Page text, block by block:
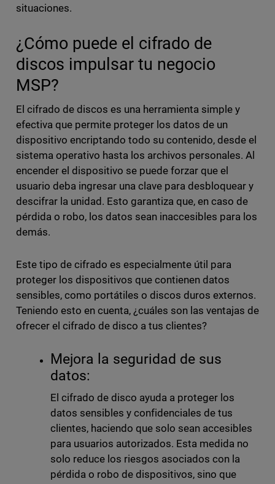
situaciones.
¿Cómo puede el cifrado de
discos impulsar tu negocio
MSP?
El cifrado de discos es una herramienta simple y
efectiva que permite proteger los datos de un
dispositivo encriptando todo su contenido, desde el
sistema operativo hasta los archivos personales. Al
encender el dispositivo se puede forzar que el
usuario deba ingresar una clave para desbloquear y
descifrar la unidad. Esto garantiza que, en caso de
pérdida o robo, los datos sean inaccesibles para los
demás.
Este tipo de cifrado es especialmente útil para
proteger los dispositivos que contienen datos
sensibles, como portátiles o discos duros externos.
Teniendo esto en cuenta, ¿cuáles son las ventajas de
ofrecer el cifrado de disco a tus clientes?
Mejora la seguridad de sus
datos:
El cifrado de disco ayuda a proteger los
datos sensibles y confidenciales de tus
clientes, haciendo que solo sean accesibles
para usuarios autorizados. Esta medida no
solo reduce los riesgos asociados con la
pérdida o robo de dispositivos, sino que